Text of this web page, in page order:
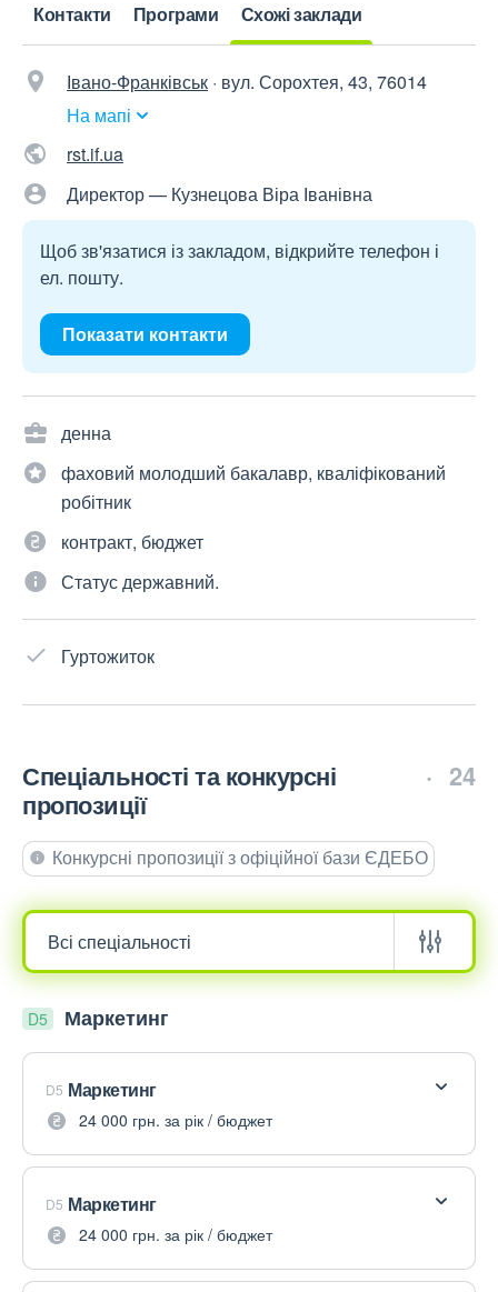
Контакти Програми Схожі заклади
Івано-Франківськ · вул. Сорохтея, 43, 76014
На мапі
rst.if.ua
Директор — Кузнецова Віра Іванівна
Щоб зв'язатися із закладом, відкрийте телефон і
ел. пошту.
Показати контакти
денна
фаховий молодший бакалавр, кваліфікований
робітник
контракт, бюджет
Статус державний.
Гуртожиток
Спеціальності та конкурсні
пропозиції
24
Конкурсні пропозиції з офіційної бази ЄДЕБО
D5 Маркетинг
D5 Маркетинг
24 000 грн. за рік / бюджет
D5 Маркетинг
24 000 грн. за рік / бюджет